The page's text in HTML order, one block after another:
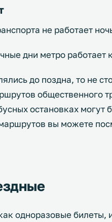
не работает
дни метро работает
до поздна, то не
общественного
остановках
вы можете
одноразовые билеты,